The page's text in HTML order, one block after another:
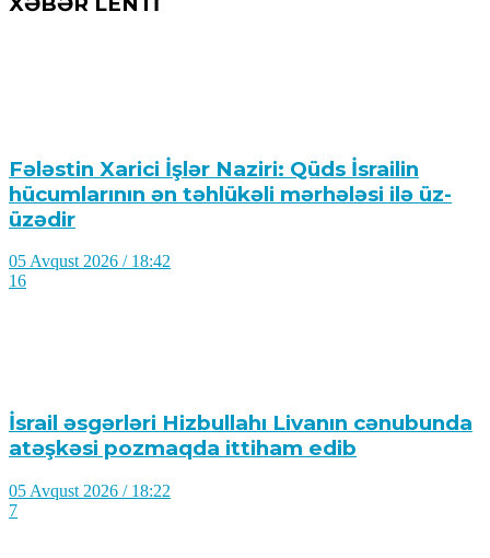
Fələstin Xarici İşlər Naziri: Qüds İsrailin
hücumlarının ən təhlükəli mərhələsi ilə üz-
üzədir
05 Avqust 2026 / 18:42
16
İsrail əsgərləri Hizbullahı Livanın cənubunda
atəşkəsi pozmaqda ittiham edib
05 Avqust 2026 / 18:22
7